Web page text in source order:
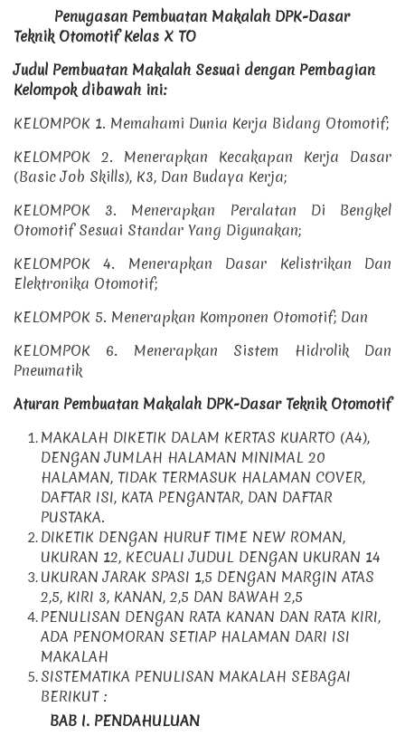
Penugasan Pembuatan Makalah DPK-Dasar
Teknik Otomotif Kelas X TO
Judul Pembuatan Makalah Sesuai dengan Pembagian
Kelompok dibawah ini:
KELOMPOK 1. Memahami Dunia Kerja Bidang Otomotif;
KELOMPOK 2. Menerapkan Kecakapan Kerja Dasar
(Basic Job Skills), K3, Dan Budaya Kerja;
KELOMPOK 3. Menerapkan Peralatan Di Bengkel
Otomotif Sesuai Standar Yang Digunakan;
KELOMPOK 4. Menerapkan Dasar Kelistrikan Dan
Elektronika Otomotif;
KELOMPOK 5. Menerapkan Komponen Otomotif; Dan
KELOMPOK 6. Menerapkan Sistem Hidrolik Dan
Pneumatik
Aturan Pembuatan Makalah DPK-Dasar Teknik Otomotif
MAKALAH DIKETIK DALAM KERTAS KUARTO (A4),
DENGAN JUMLAH HALAMAN MINIMAL 20
HALAMAN, TIDAK TERMASUK HALAMAN COVER,
DAFTAR ISI, KATA PENGANTAR, DAN DAFTAR
PUSTAKA.
DIKETIK DENGAN HURUF TIME NEW ROMAN,
UKURAN 12, KECUALI JUDUL DENGAN UKURAN 14
UKURAN JARAK SPASI 1,5 DENGAN MARGIN ATAS
2,5, KIRI 3, KANAN, 2,5 DAN BAWAH 2,5
PENULISAN DENGAN RATA KANAN DAN RATA KIRI,
ADA PENOMORAN SETIAP HALAMAN DARI ISI
MAKALAH
SISTEMATIKA PENULISAN MAKALAH SEBAGAI
BERIKUT :
BAB I. PENDAHULUAN